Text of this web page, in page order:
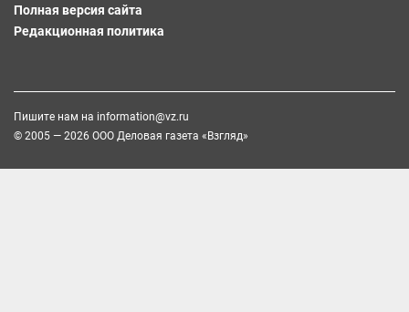
Полная версия сайта
Редакционная политика
Пишите нам на information@vz.ru
© 2005 — 2026 ООО Деловая газета «Взгляд»